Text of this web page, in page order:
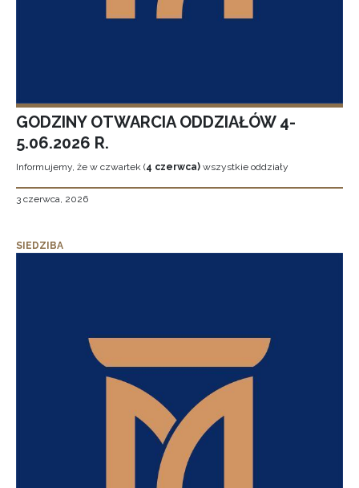
GODZINY OTWARCIA ODDZIAŁÓW 4-
5.06.2026 R.
Informujemy, że w czwartek (4 czerwca) wszystkie oddziały
3 czerwca, 2026
SIEDZIBA